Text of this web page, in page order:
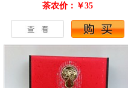
茶农价：￥35